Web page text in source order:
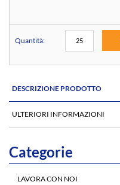
Quantità:
DESCRIZIONE PRODOTTO
ULTERIORI INFORMAZIONI
Categorie
LAVORA CON NOI